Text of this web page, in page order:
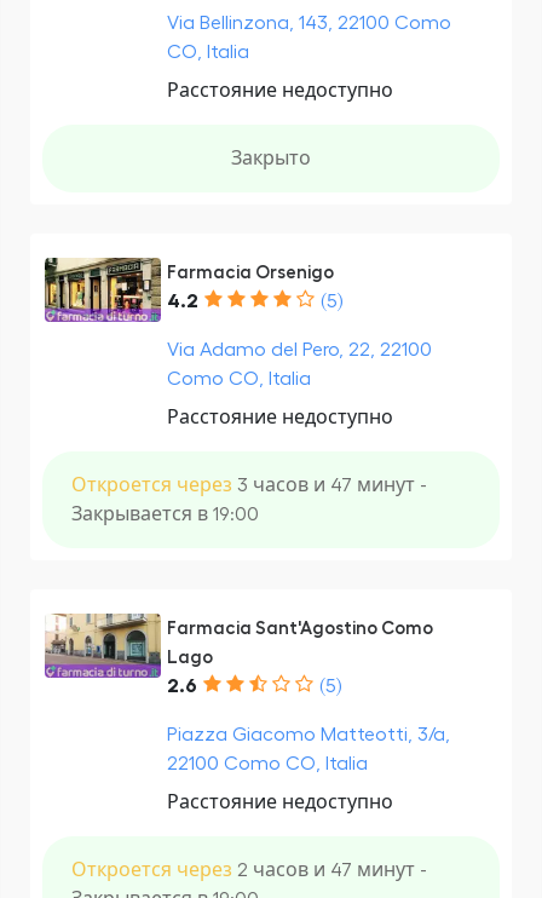
Via Bellinzona, 143, 22100 Como
CO, Italia
Расстояние недоступно
Закрыто
Farmacia Orsenigo
4.2 (5)
Via Adamo del Pero, 22, 22100
Como CO, Italia
Расстояние недоступно
Откроется через 3 часов и 47 минут -
Закрывается в 19:00
Farmacia Sant'Agostino Como
Lago
2.6 (5)
Piazza Giacomo Matteotti, 3/a,
22100 Como CO, Italia
Расстояние недоступно
Откроется через 2 часов и 47 минут -